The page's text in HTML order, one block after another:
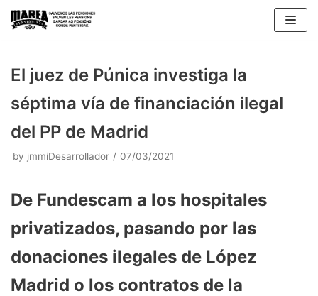
Skip
El juez de Púnica investiga la
séptima vía de financiación ilegal
del PP de Madrid
by jmmiDesarrollador 07/03/2021
De Fundescam a los hospitales
privatizados, pasando por las
donaciones ilegales de López
Madrid o los contratos de la